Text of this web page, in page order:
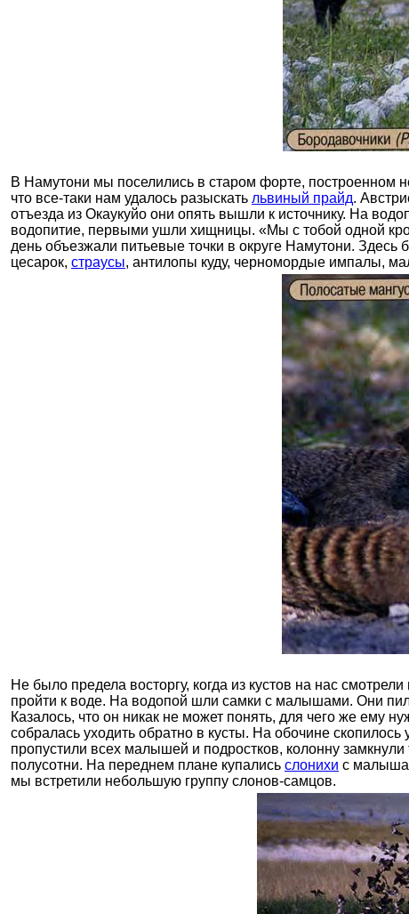
В Намутони мы поселились в старом форте, построенном
что все-таки нам удалось разыскать львиный прайд.
отъезда из Окаукуйо они опять вышли к источнику. На
водопитие, первыми ушли хищницы. «Мы с тобой одной
день объезжали питьевые точки в округе Намутони.
цесарок, страусы, антилопы куду, черномордые импалы,
Не было предела восторгу, когда из кустов на нас
пройти к воде. На водопой шли самки с малышами. Они
Казалось, что он никак не может понять, для чего же ему
собралась уходить обратно в кусты. На обочине
пропустили всех малышей и подростков, колонну
полусотни. На переднем плане купались слонихи с
мы встретили небольшую группу слонов-самцов.